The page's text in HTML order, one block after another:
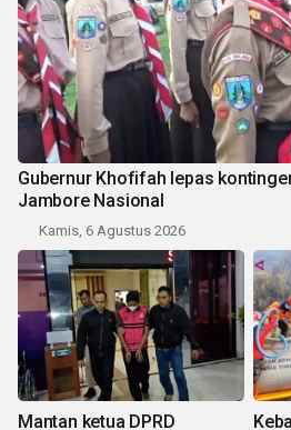
Gubernur Khofifah lepas
Jambore Nasional
Kamis, 6 Agustus 2026
Mantan ketua DPRD